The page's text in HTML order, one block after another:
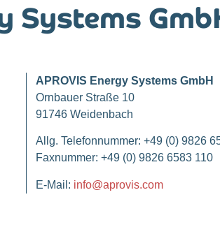
Systems
APROVIS Energy Systems GmbH
Ornbauer Straße 10
91746 Weidenbach
Allg. Telefonnummer: +49 (0) 9826
Faxnummer: +49 (0) 9826 6583 110
E-Mail: info@aprovis.com